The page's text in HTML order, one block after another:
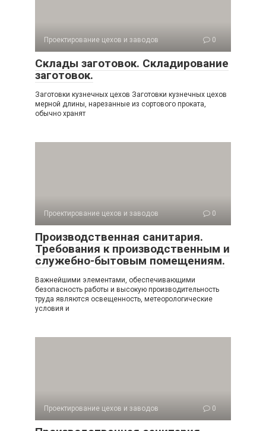
Проектирование цехов и заводов 0
Склады заготовок. Складирование
заготовок.
Заготовки кузнечных цехов Заготовки кузнечных цехов
мерной длины, нарезанные из сортового проката,
обычно хранят
Проектирование цехов и заводов 0
Производственная санитария.
Требования к производственным и
служебно-бытовым помещениям.
Важнейшими элементами, обеспечивающими
безопасность работы и высокую производительность
труда являются освещенность, метеорологические
условия и
Проектирование цехов и заводов 0